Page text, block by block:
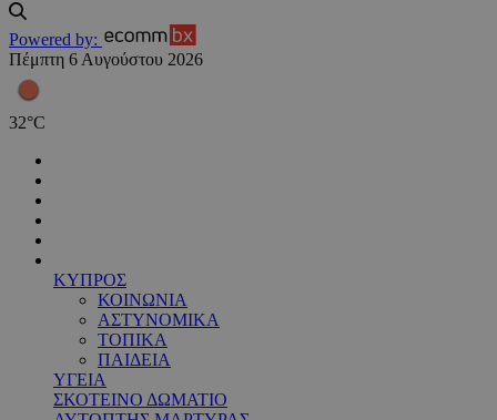
Powered by:
Πέμπτη 6 Αυγούστου 2026
32°C
ΚΥΠΡΟΣ
ΚΟΙΝΩΝΙΑ
ΑΣΤΥΝΟΜΙΚΑ
ΤΟΠΙΚΑ
ΠΑΙΔΕΙΑ
ΥΓΕΙΑ
ΣΚΟΤΕΙΝΟ ΔΩΜΑΤΙΟ